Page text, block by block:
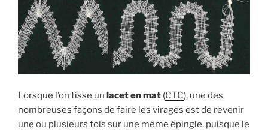
Lorsque l’on tisse un lacet en mat (CTC), une des
nombreuses façons de faire les virages est de revenir
une ou plusieurs fois sur une même épingle, puisque le